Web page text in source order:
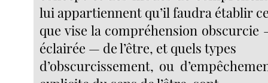
lui appartiennent qu’il faudra établir
que vise la compréhension
éclairée — de l’être, et quels types
d’obscurcissement, ou